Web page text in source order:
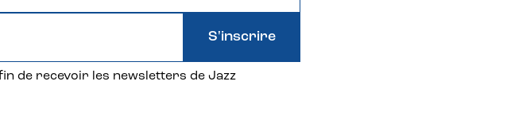
de recevoir les newsletters de Jazz
S'inscrire